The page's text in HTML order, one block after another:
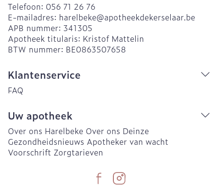
Telefoon: 056 71 26 76
E-mailadres: harelbeke@apotheekdekerselaar.be
APB nummer: 341305
Apotheek titularis: Kristof Mattelin
BTW nummer: BE0863507658
Klantenservice
FAQ
Uw apotheek
Over ons Harelbeke Over ons Deinze
Gezondheidsnieuws Apotheker van wacht
Voorschrift Zorgtarieven